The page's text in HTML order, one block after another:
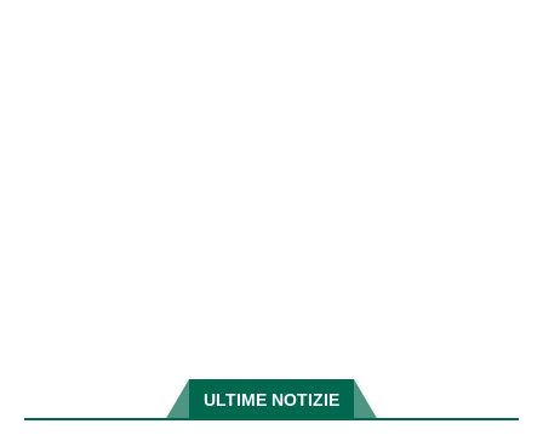
ULTIME NOTIZIE